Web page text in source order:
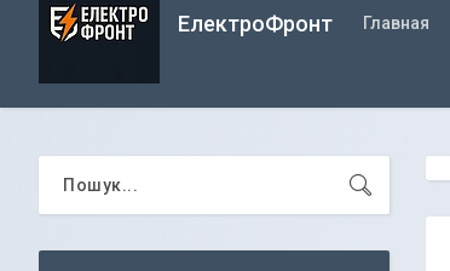
ЕлектроФронт Главная